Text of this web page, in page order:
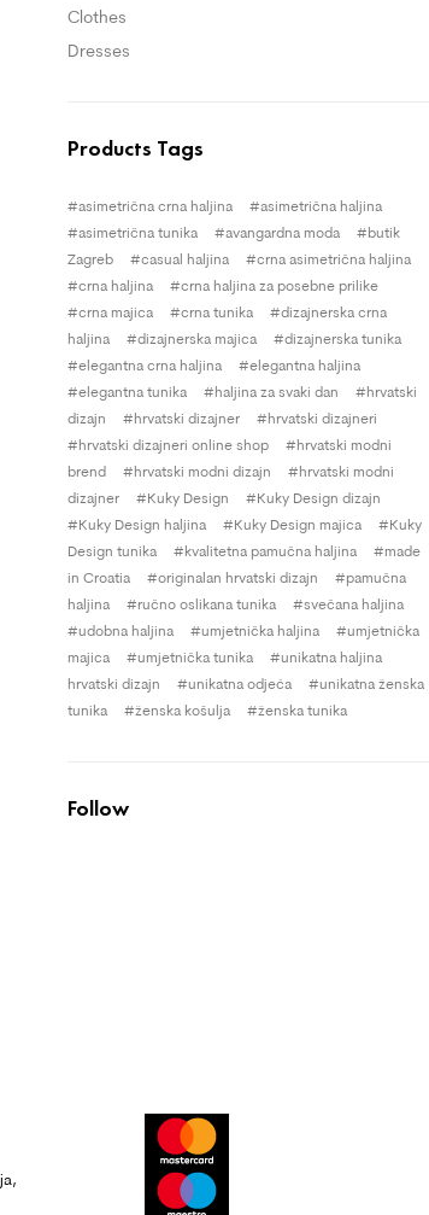
Clothes
Dresses
Products Tags
asimetrična crna haljina
asimetrična haljina
asimetrična tunika
avangardna moda
butik
Zagreb
casual haljina
crna asimetrična haljina
crna haljina
crna haljina za posebne prilike
crna majica
crna tunika
dizajnerska crna
haljina
dizajnerska majica
dizajnerska tunika
elegantna crna haljina
elegantna haljina
elegantna tunika
haljina za svaki dan
hrvatski
dizajn
hrvatski dizajner
hrvatski dizajneri
hrvatski dizajneri online shop
hrvatski modni
brend
hrvatski modni dizajn
hrvatski modni
dizajner
Kuky Design
Kuky Design dizajn
Kuky Design haljina
Kuky Design majica
Kuky
Design tunika
kvalitetna pamučna haljina
made
in Croatia
originalan hrvatski dizajn
pamučna
haljina
ručno oslikana tunika
svečana haljina
udobna haljina
umjetnička haljina
umjetnička
majica
umjetnička tunika
unikatna haljina
hrvatski dizajn
unikatna odjeća
unikatna ženska
tunika
ženska košulja ženska tunika
Follow